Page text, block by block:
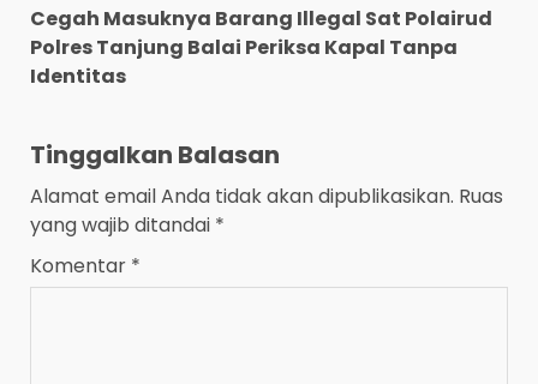
Cegah Masuknya Barang Illegal Sat Polairud
Polres Tanjung Balai Periksa Kapal Tanpa
Identitas
Tinggalkan Balasan
Alamat email Anda tidak akan dipublikasikan. Ruas
yang wajib ditandai *
Komentar *